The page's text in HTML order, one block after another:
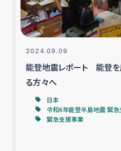
復興支
民際教
令和6年能登半
2024.09.09
能登地震レポート 能登を
る方々へ
日本
令和6年能登半島地震 緊
緊急支援事業